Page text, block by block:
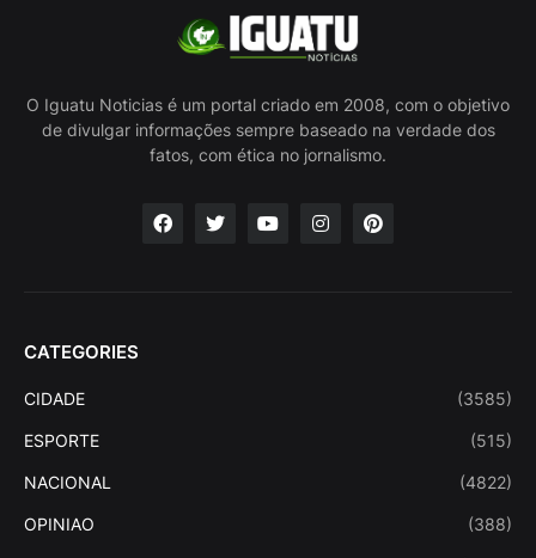
O Iguatu Noticias é um portal criado em 2008, com o objetivo
de divulgar informações sempre baseado na verdade dos
fatos, com ética no jornalismo.
CATEGORIES
CIDADE (3585)
ESPORTE (515)
NACIONAL (4822)
OPINIAO (388)